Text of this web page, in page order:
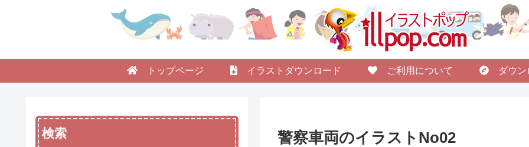
トップページ イラストダウンロード ご利用について ダウン
警察車両のイラストNo02
検索